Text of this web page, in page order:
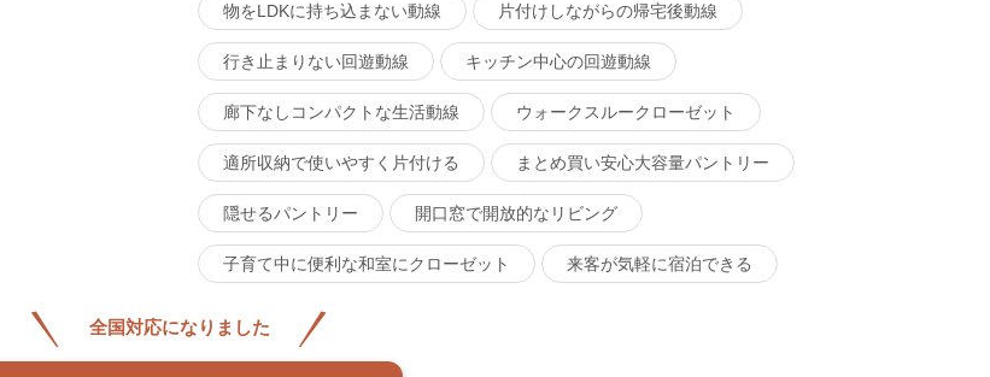
物をLDKに持ち込まない動線 片付けしながらの帰宅後動線
行き止まりない回遊動線 キッチン中心の回遊動線
廊下なしコンパクトな生活動線 ウォークスルークローゼット
適所収納で使いやすく片付ける まとめ買い安心大容量パントリー
隠せるパントリー 開口窓で開放的なリビング
子育て中に便利な和室にクローゼット 来客が気軽に宿泊できる
全国対応になりました